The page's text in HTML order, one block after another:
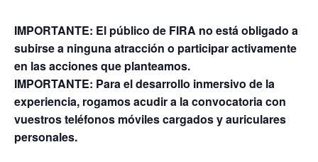
IMPORTANTE: El público de FIRA no está obligado a
subirse a ninguna atracción o participar activamente
en las acciones que planteamos.
IMPORTANTE: Para el desarrollo inmersivo de la
experiencia, rogamos acudir a la convocatoria con
vuestros teléfonos móviles cargados y auriculares
personales.